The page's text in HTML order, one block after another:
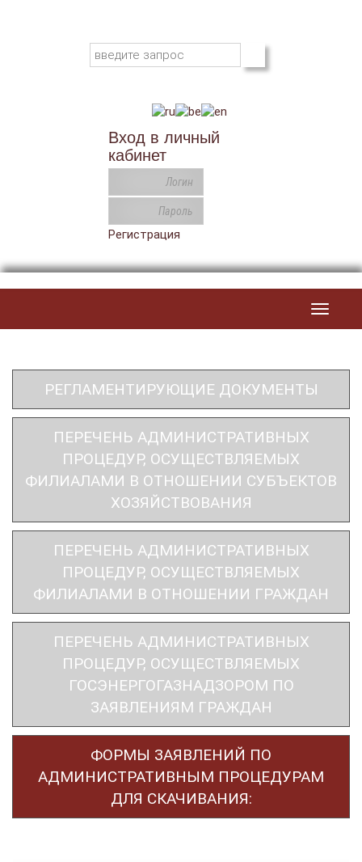
Вход в личный
кабинет
Регистрация
Toggle
РЕГЛАМЕНТИРУЮЩИЕ ДОКУМЕНТЫ
ПЕРЕЧЕНЬ АДМИНИСТРАТИВНЫХ
ПРОЦЕДУР, ОСУЩЕСТВЛЯЕМЫХ
ФИЛИАЛАМИ В ОТНОШЕНИИ СУБЪЕКТОВ
ХОЗЯЙСТВОВАНИЯ
ПЕРЕЧЕНЬ АДМИНИСТРАТИВНЫХ
ПРОЦЕДУР, ОСУЩЕСТВЛЯЕМЫХ
ФИЛИАЛАМИ В ОТНОШЕНИИ ГРАЖДАН
ПЕРЕЧЕНЬ АДМИНИСТРАТИВНЫХ
ПРОЦЕДУР, ОСУЩЕСТВЛЯЕМЫХ
ГОСЭНЕРГОГАЗНАДЗОРОМ ПО
ЗАЯВЛЕНИЯМ ГРАЖДАН
ФОРМЫ ЗАЯВЛЕНИЙ ПО
АДМИНИСТРАТИВНЫМ ПРОЦЕДУРАМ
ДЛЯ СКАЧИВАНИЯ: